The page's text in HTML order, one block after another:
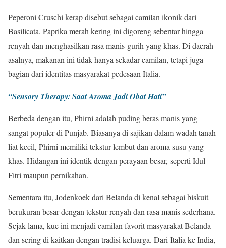
Peperoni Cruschi kerap disebut sebagai camilan ikonik dari
Basilicata. Paprika merah kering ini digoreng sebentar hingga
renyah dan menghasilkan rasa manis-gurih yang khas. Di daerah
asalnya, makanan ini tidak hanya sekadar camilan, tetapi juga
bagian dari identitas masyarakat pedesaan Italia.
“Sensory Therapy: Saat Aroma Jadi Obat Hati”
Berbeda dengan itu, Phirni adalah puding beras manis yang
sangat populer di Punjab. Biasanya di sajikan dalam wadah tanah
liat kecil, Phirni memiliki tekstur lembut dan aroma susu yang
khas. Hidangan ini identik dengan perayaan besar, seperti Idul
Fitri maupun pernikahan.
Sementara itu, Jodenkoek dari Belanda di kenal sebagai biskuit
berukuran besar dengan tekstur renyah dan rasa manis sederhana.
Sejak lama, kue ini menjadi camilan favorit masyarakat Belanda
dan sering di kaitkan dengan tradisi keluarga. Dari Italia ke India,